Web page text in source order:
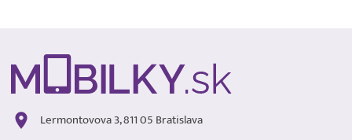
Lermontovova 3, 811 05 Bratislava